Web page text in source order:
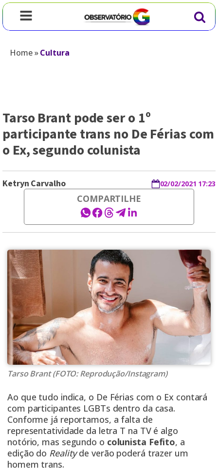
Home»Cultura
Tarso Brant pode ser o 1º
participante trans no De Férias com
o Ex, segundo colunista
Ketryn Carvalho 02/02/2021 17:23
COMPARTILHE
Tarso Brant (FOTO: Reprodução/Instagram)
Ao que tudo indica, o De Férias com o Ex contará
com participantes LGBTs dentro da casa.
Conforme já reportamos, a falta de
representatividade da letra T na TV é algo
notório, mas segundo o colunista Fefito, a
edição do Realityde verão poderá trazer um
homem trans.